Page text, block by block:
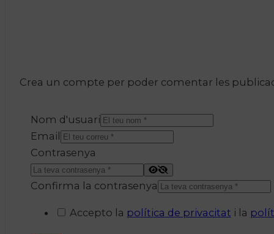
Crea un compte per poder comentar les
Nom d'usuari
Email
Contrasenya
Confirma la contrasenya
Accepto la política de privacitat i la